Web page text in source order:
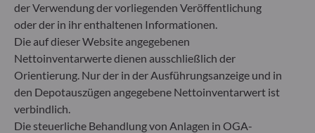
Gallusanlage 8
60329 Frankfurt am Main
Deutschland
+49 (0) 69 920 50 0
Von der Bundesanstalt für Finanzdienstleistungsaufsicht
(„BaFin“) zugelassene und beaufsichtigte
Fondsverwaltungsgesellschaft
Handelsregister : HRB 11971 Amtsgericht Düsseldorf
der Verwendung der vorliegenden Veröffentlichung
oder der in ihr enthaltenen Informationen.
Die auf dieser Website angegebenen
Nettoinventarwerte dienen ausschließlich der
Orientierung. Nur der in der Ausführungsanzeige und in
den Depotauszügen angegebene Nettoinventarwert ist
verbindlich.
Die steuerliche Behandlung von Anlagen in OGA-